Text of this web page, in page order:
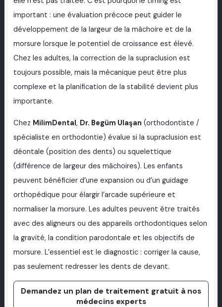
important : une évaluation précoce peut guider le
développement de la largeur de la mâchoire et de la
morsure lorsque le potentiel de croissance est élevé.
Chez les adultes, la correction de la supraclusion est
toujours possible, mais la mécanique peut être plus
complexe et la planification de la stabilité devient plus
importante.
Chez MilimDental, Dr. Begüm Ulaşan (orthodontiste /
spécialiste en orthodontie) évalue si la supraclusion est
déontale (position des dents) ou squelettique
(différence de largeur des mâchoires). Les enfants
peuvent bénéficier d’une expansion ou d’un guidage
orthopédique pour élargir l’arcade supérieure et
normaliser la morsure. Les adultes peuvent être traités
avec des aligneurs ou des appareils orthodontiques selon
la gravité, la condition parodontale et les objectifs de
morsure. L’essentiel est le diagnostic : corriger la cause,
pas seulement redresser les dents de devant.
Demandez un plan de traitement gratuit à nos
médecins experts